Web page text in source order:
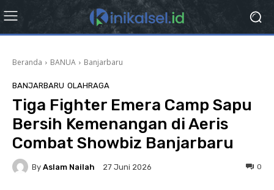
Beranda BANUA Banjarbaru
BANJARBARU OLAHRAGA
Tiga Fighter Emera Camp Sapu
Bersih Kemenangan di Aeris
Combat Showbiz Banjarbaru
By Aslam Nailah 27 Juni 2026 0